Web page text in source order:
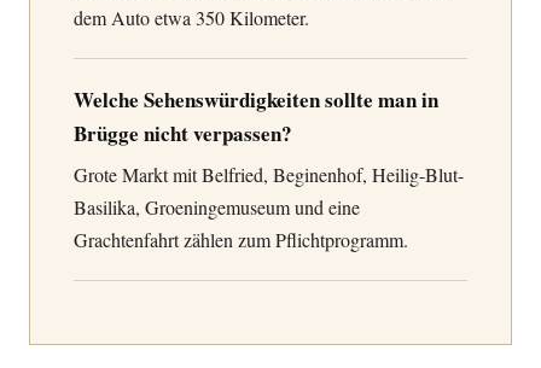
dem Auto etwa 350 Kilometer.
Welche Sehenswürdigkeiten sollte man in
Brügge nicht verpassen?
Grote Markt mit Belfried, Beginenhof, Heilig-Blut-
Basilika, Groeningemuseum und eine
Grachtenfahrt zählen zum Pflichtprogramm.